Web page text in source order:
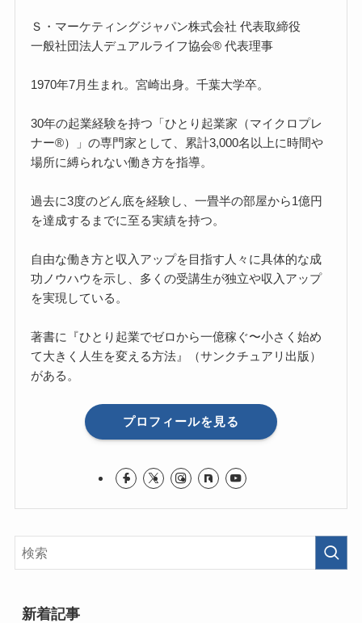
Ｓ・マーケティングジャパン株式会社 代表取締役
一般社団法人デュアルライフ協会® 代表理事
1970年7月生まれ。宮崎出身。千葉大学卒。
30年の起業経験を持つ「ひとり起業家（マイクロプレ
ナー®）」の専門家として、累計3,000名以上に時間や
場所に縛られない働き方を指導。
過去に3度のどん底を経験し、一畳半の部屋から1億円
を達成するまでに至る実績を持つ。
自由な働き方と収入アップを目指す人々に具体的な成
功ノウハウを示し、多くの受講生が独立や収入アップ
を実現している。
著書に『ひとり起業でゼロから一億稼ぐ〜小さく始め
て大きく人生を変える方法』（サンクチュアリ出版）
がある。
プロフィールを見る
新着記事